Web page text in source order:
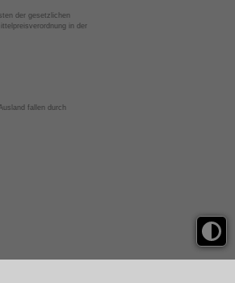
der gesetzlichen
in der
fallen durch